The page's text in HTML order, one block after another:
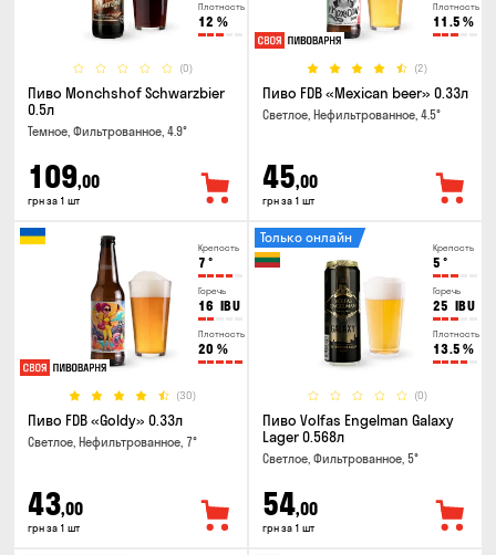
Плотность
12 %
(0)
Пиво Monchshof Schwarzbier
0.5л
Темное, Фильтрованное, 4.9°
109,00
грн за 1 шт
Плотность
11.5 %
(2)
Пиво FDB «Mexican beer» 0.33л
Светлое, Нефильтрованное, 4.5°
45,00
грн за 1 шт
Крепость
7 °
Горечь
16 IBU
Плотность
20 %
(30)
Пиво FDB «Goldy» 0.33л
Светлое, Нефильтрованное, 7°
43,00
грн за 1 шт
Крепость
5 °
Горечь
25 IBU
Плотность
13.5 %
(0)
Только онлайн
Пиво Volfas Engelman Galaxy
Lager 0.568л
Светлое, Фильтрованное, 5°
54,00
грн за 1 шт